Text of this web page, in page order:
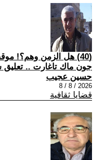
(40) هل الزمن وهم؟!
جون ماك تاغارت ..
حسين عجيب
2026 / 8 / 8
قضايا ثقافية